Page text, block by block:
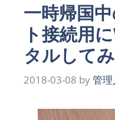
一時帰国
ト接続用
タルして
2018-03-08 by管理